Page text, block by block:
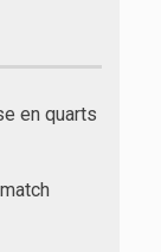
en quarts